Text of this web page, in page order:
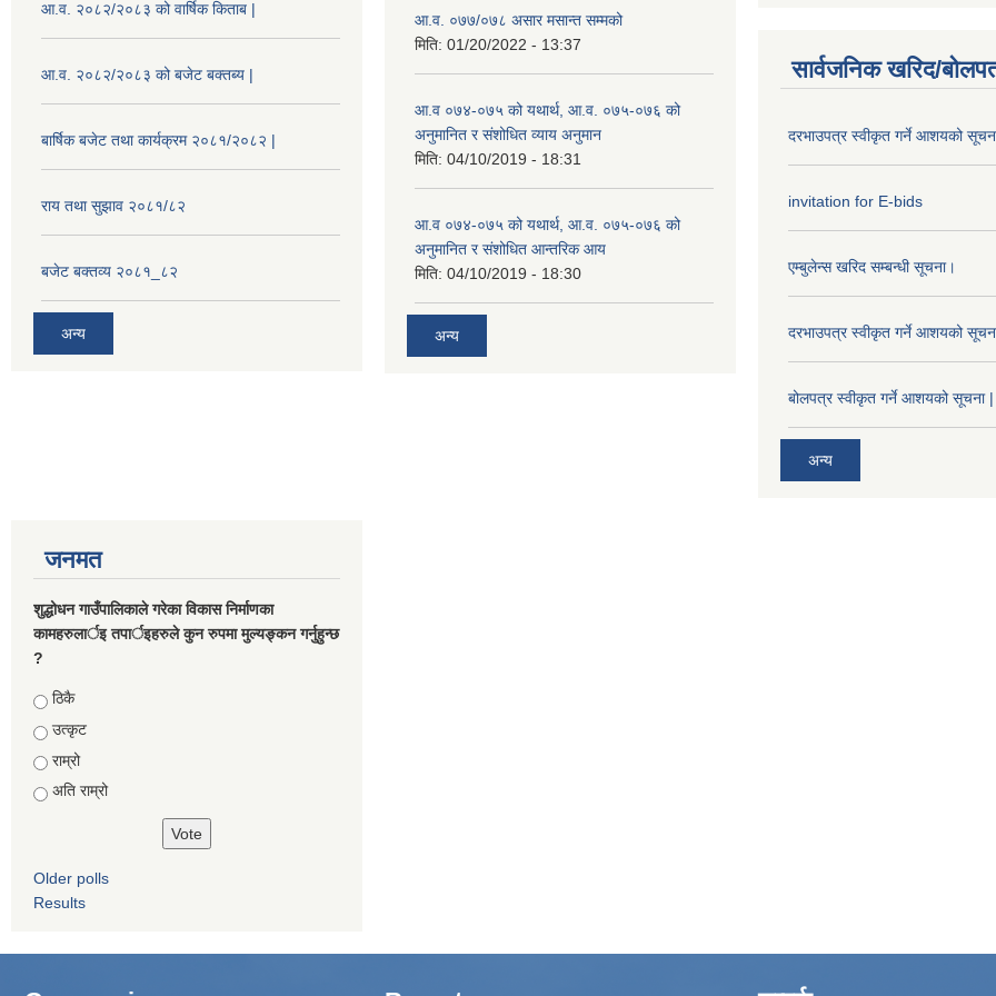
आ.व. २०८२/२०८३ को वार्षिक किताब |
आ.व. २०८२/२०८३ को बजेट बक्तब्य |
बार्षिक बजेट तथा कार्यक्रम २०८१/२०८२ |
राय तथा सुझाव २०८१/८२
बजेट बक्तव्य २०८१_८२
अन्य
आ.व. ०७७/०७८ असार मसान्त सम्मको
मिति: 01/20/2022 - 13:37
आ.व ०७४-०७५ को यथार्थ, आ.व. ०७५-०७६ को
अनुमानित र संशोधित व्याय अनुमान
मिति: 04/10/2019 - 18:31
आ.व ०७४-०७५ को यथार्थ, आ.व. ०७५-०७६ को
अनुमानित र संशोधित आन्तरिक आय
मिति: 04/10/2019 - 18:30
अन्य
सार्वजनिक खरिद/
दरभाउपत्र स्वीकृत गर्ने आशयको
invitation for E-bids
एम्बुलेन्स खरिद सम्बन्धी सूचना।
दरभाउपत्र स्वीकृत गर्ने आशयको
बोलपत्र स्वीकृत गर्ने आशयको सूचना |
अन्य
जनमत
शुद्धोधन गाउँपालिकाले गरेका विकास निर्माणका
कामहरुलार्इ तपार्इहरुले कुन रुपमा मुल्यङ्कन गर्नुहुन्छ
?
Choices
ठिकै
उत्कृट
राम्रो
अति राम्रो
Older polls
Results